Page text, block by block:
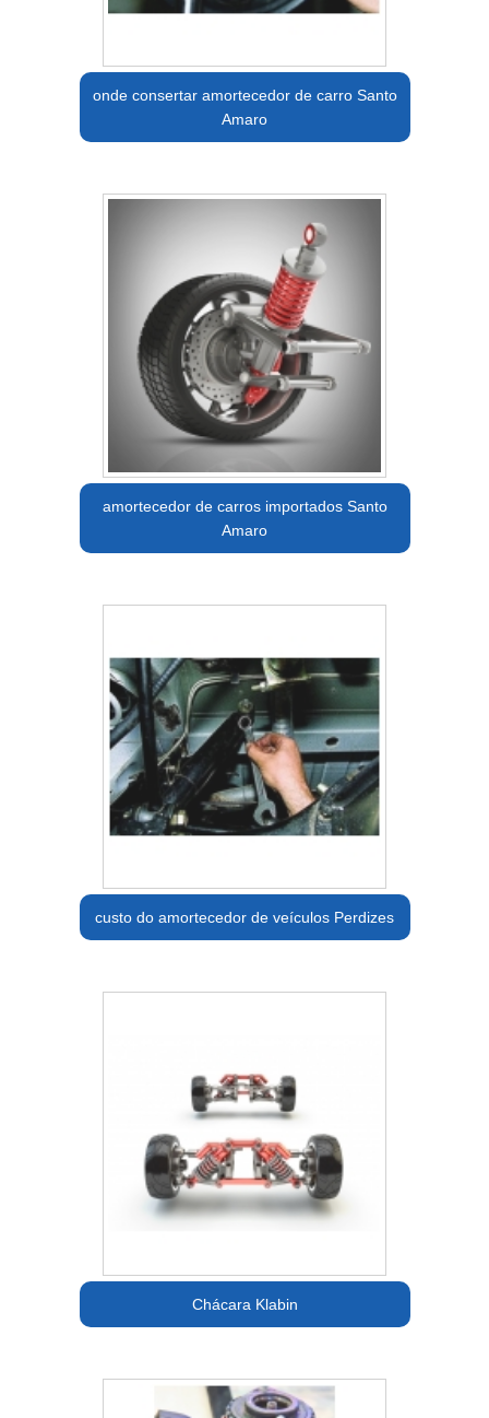
onde consertar amortecedor de carro Santo
Amaro
amortecedor de carros importados Santo
Amaro
custo do amortecedor de veículos Perdizes
Chácara Klabin